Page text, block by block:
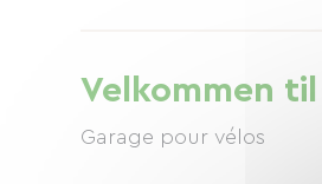
Velkommen
Garage pour vélos